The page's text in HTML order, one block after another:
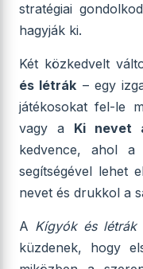
stratégiai
hagyják ki.
Két közkedvelt
és létrák – egy
játékosokat fel-le
vagy a Ki nevet
kedvence, ahol a
segítségével lehet
nevet és drukkol a
A Kígyók és létrák
küzdenek, hogy